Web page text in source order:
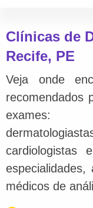
Clínicas de
Recife, PE
Veja onde
recomendados
exames:
cardiologistas
médicos de